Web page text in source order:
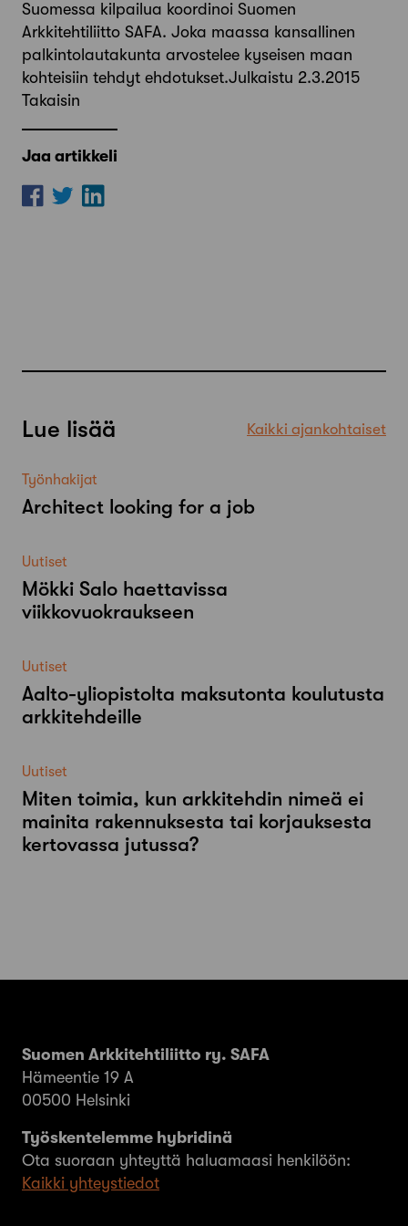
Suomessa kilpailua koordinoi Suomen
Arkkitehtiliitto SAFA. Joka maassa kansallinen
palkintolautakunta arvostelee kyseisen maan
kohteisiin tehdyt ehdotukset.Julkaistu 2.3.2015
Takaisin
Jaa artikkeli
Lue lisää Kaikki ajankohtaiset
Työnhakijat
Architect looking for a job
Uutiset
Mökki Salo haettavissa
viikkovuokraukseen
Uutiset
Aalto-​yliopistolta maksutonta koulutusta
arkkitehdeille
Uutiset
Miten toimia, kun arkkitehdin nimeä ei
mainita rakennuksesta tai korjauksesta
kertovassa jutussa?
Suomen Arkkitehtiliitto ry. SAFA
Hämeentie 19 A
00500 Helsinki
Työskentelemme hybridinä
Ota suoraan yhteyttä haluamaasi henkilöön:
Kaikki yhteystiedot